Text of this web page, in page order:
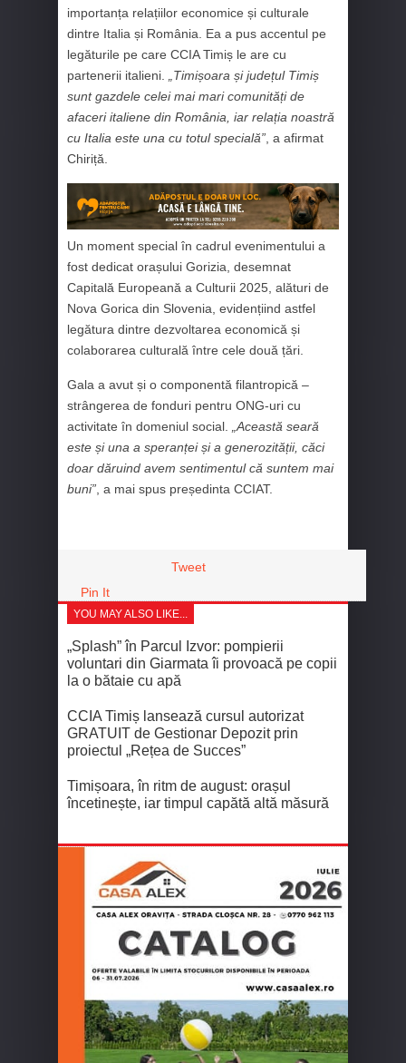
importanța relațiilor economice și culturale
dintre Italia și România. Ea a pus accentul pe
legăturile pe care CCIA Timiș le are cu
partenerii italieni.
„Timișoara și județul Timiș
sunt gazdele celei mai mari comunități de
afaceri italiene din România, iar relația noastră
cu Italia este una cu totul specială” , a afirmat
Chiriță.
Un moment special în cadrul evenimentului a
fost dedicat orașului Gorizia, desemnat
Capitală Europeană a Culturii 2025, alături de
Nova Gorica din Slovenia, evidențiind astfel
legătura dintre dezvoltarea economică și
colaborarea culturală între cele două țări.
Gala a avut și o componentă filantropică –
strângerea de fonduri pentru ONG-uri cu
activitate în domeniul social.
„Această seară
este și una a speranței și a generozității, căci
doar dăruind avem sentimentul că suntem mai
buni” , a mai spus președinta CCIAT.
Tweet
Pin It
YOU MAY ALSO LIKE...
„Splash” în Parcul Izvor: pompierii
voluntari din Giarmata îi provoacă pe copii
la o bătaie cu apă
CCIA Timiș lansează cursul autorizat
GRATUIT de Gestionar Depozit prin
proiectul „Rețea de Succes”
Timișoara, în ritm de august: orașul
încetinește, iar timpul capătă altă măsură